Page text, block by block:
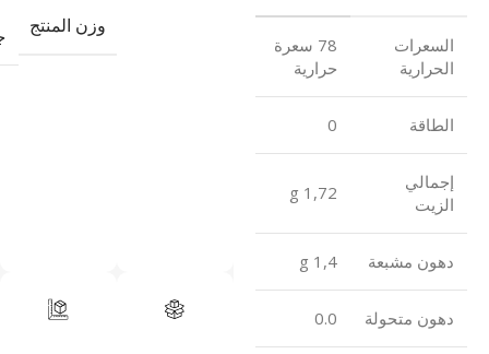
السعرات
الحرارية
78 سعرة
حرارية
الطاقة 0
إجمالي
الزيت
1,72 g
دهون مشبعة 1,4 g
دهون متحولة 0.0
وزن المنتج